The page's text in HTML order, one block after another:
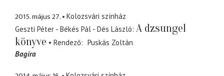
2015. május 27.
Kolozsvári színház
Geszti Péter - Békés Pál - Dés László A dzsungel
könyve
Rendező
Puskás Zoltán
Bagira